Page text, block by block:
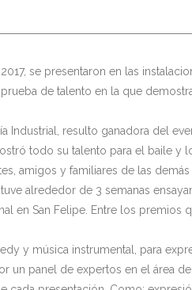
se presentaron en las
de talento en la que
Industrial, resulto ganadora del
todo su talento para el baile y
amigos y familiares de las demás
alrededor de 3 semanas
en San Felipe. Entre los premios
y música instrumental, para
un panel de expertos en el área